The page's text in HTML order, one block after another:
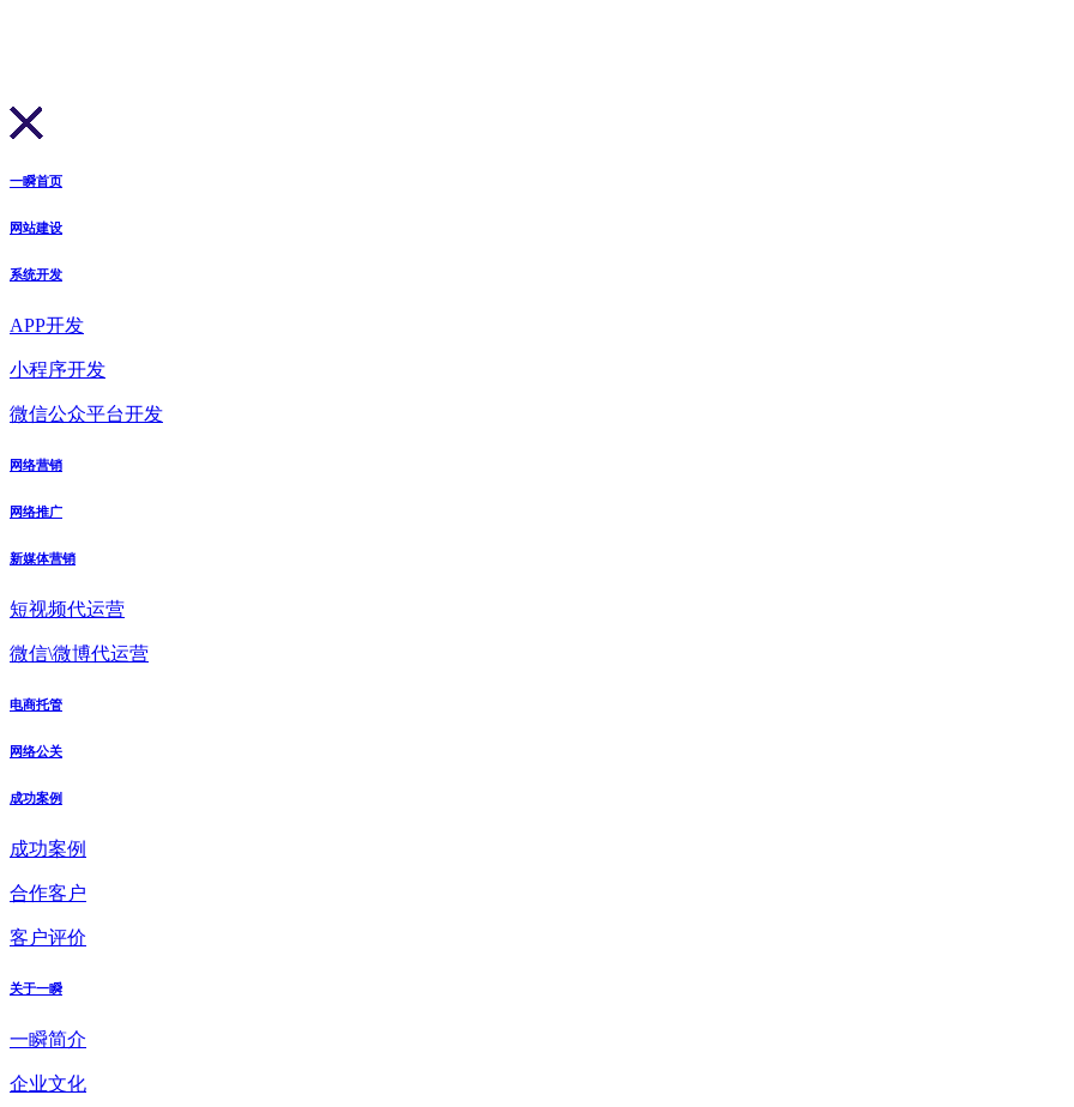
一瞬首页
网站建设
系统开发
APP开发
小程序开发
微信公众平台开发
网络营销
网络推广
新媒体营销
短视频代运营
微信\微博代运营
电商托管
网络公关
成功案例
成功案例
合作客户
客户评价
关于一瞬
一瞬简介
企业文化